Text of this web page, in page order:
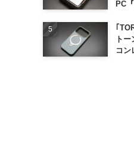
PC
｢
ト
コン